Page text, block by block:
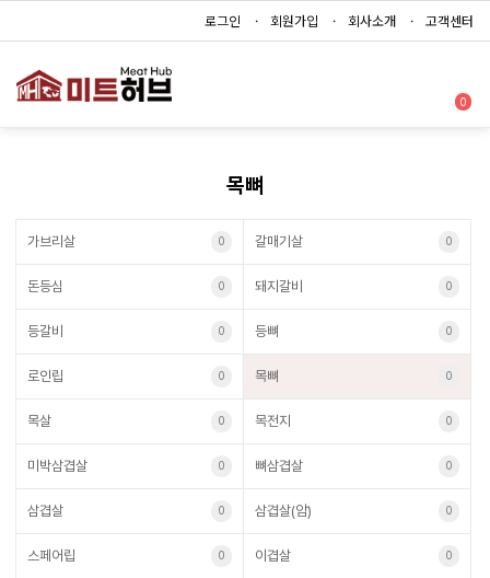
로그인 회원가입 회사소개 고객센터
0
목뼈
가브리살 0 갈매기살 0
돈등심 0 돼지갈비 0
등갈비 0 등뼈 0
로인립 0 목뼈 0
목살 0 목전지 0
미박삼겹살 0 뼈삼겹살 0
삼겹살 0 삼겹살(암) 0
스페어립 0 이겹살 0